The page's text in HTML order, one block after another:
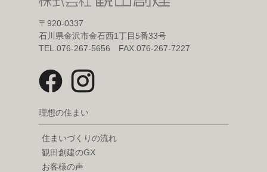
〒920-0337
石川県金沢市金石西1丁目5番33号
TEL.076-267-5656 FAX.076-267-7227
理想の住まい
住まいづくりの流れ
観田創建のGX
お客様の声